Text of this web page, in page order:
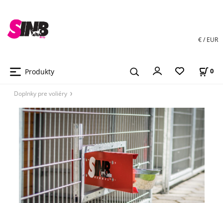
Produkty 0
€ / EUR
Doplnky pre voliéry